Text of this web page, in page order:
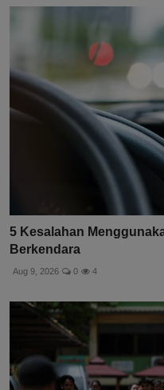
5 Kesalahan
Berkendara
Aug 9, 2026 0 4